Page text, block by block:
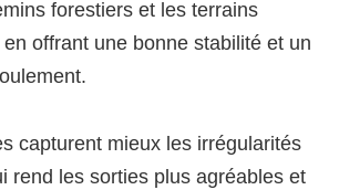
forestiers et les terrains
offrant une bonne stabilité et un
capturent mieux les irrégularités
rend les sorties plus agréables et